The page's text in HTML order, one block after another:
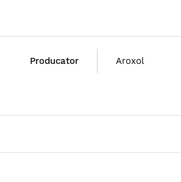
Producator Aroxol